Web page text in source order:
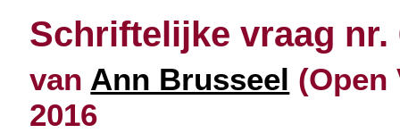
Schriftelijke vraag nr.
van Ann Brusseel (Open
2016